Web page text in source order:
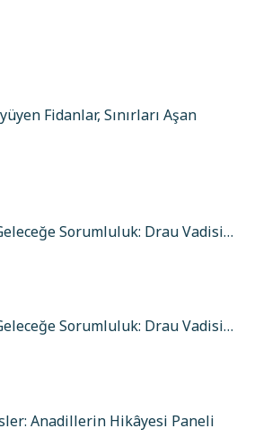
Fidanlar, Sınırları Aşan
Sorumluluk: Drau Vadisi…
Sorumluluk: Drau Vadisi…
Anadillerin Hikâyesi Paneli